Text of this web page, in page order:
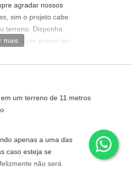
agradar nossos
sim o projeto cabe
terreno. Disponha
Será um prazer ter
mais
um terreno de 11 metros
apenas a uma das
caso esteja se
não será